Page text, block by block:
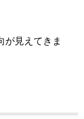
が見えてきま